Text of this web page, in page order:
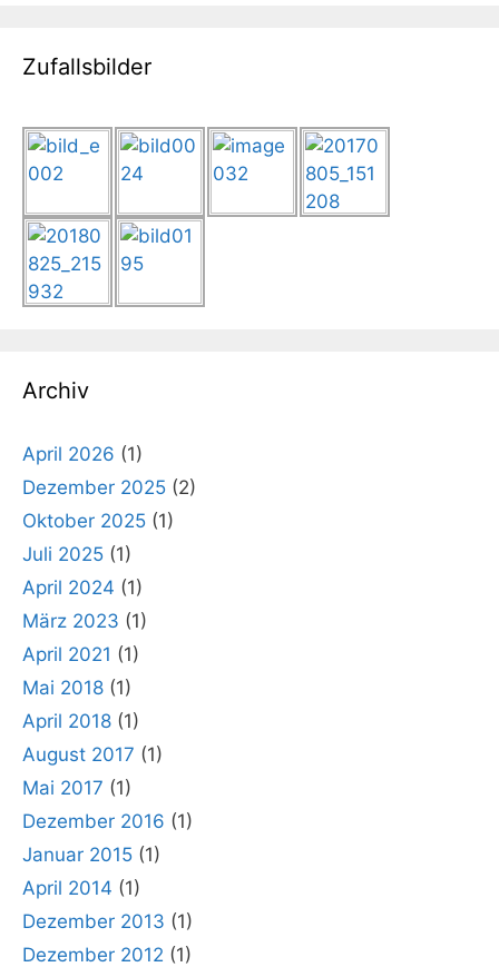
Zufallsbilder
Archiv
April 2026 (1)
Dezember 2025 (2)
Oktober 2025 (1)
Juli 2025 (1)
April 2024 (1)
März 2023 (1)
April 2021 (1)
Mai 2018 (1)
April 2018 (1)
August 2017 (1)
Mai 2017 (1)
Dezember 2016 (1)
Januar 2015 (1)
April 2014 (1)
Dezember 2013 (1)
Dezember 2012 (1)